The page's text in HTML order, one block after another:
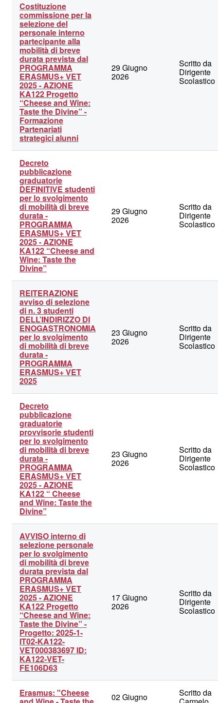
Costituzione
commissione per la
selezione del
personale interno
partecipante alla
mobilità di breve
durata prevista dal
PROGRAMMA
ERASMUS+ VET
2025 - AZIONE
KA122 Progetto
“Cheese and Wine:
Taste the Divine” -
Formazione
Partenariati
strategici alunni
29 Giugno
2026
Scritto da
Dirigente
Scolastico
Decreto
pubblicazione
graduatorie
DEFINITIVE studenti
per lo svolgimento
di mobilità di breve
durata -
PROGRAMMA
ERASMUS+ VET
2025 - AZIONE
KA122 “Cheese and
Wine: Taste the
Divine”
29 Giugno
2026
Scritto da
Dirigente
Scolastico
REITERAZIONE
avviso di selezione
di n. 3 studenti
DELL’INDIRIZZO DI
ENOGASTRONOMIA
per lo svolgimento
di mobilità di breve
durata -
PROGRAMMA
ERASMUS+ VET
2025
23 Giugno
2026
Scritto da
Dirigente
Scolastico
Decreto
pubblicazione
graduatorie
provvisorie studenti
per lo svolgimento
di mobilità di breve
durata -
PROGRAMMA
ERASMUS+ VET
2025 - AZIONE
KA122 “ Cheese
and Wine: Taste the
Divine”
23 Giugno
2026
Scritto da
Dirigente
Scolastico
AVVISO interno di
selezione personale
per lo svolgimento
di mobilità di breve
durata prevista dal
PROGRAMMA
ERASMUS+ VET
2025 - AZIONE
KA122 Progetto
“Cheese and Wine:
Taste the Divine” -
Progetto: 2025-1-
IT02-KA122-
VET000383697 ID:
KA122-VET-
FE106D63
17 Giugno
2026
Scritto da
Dirigente
Scolastico
Erasmus: "Cheese 02 Giugno Scritto da